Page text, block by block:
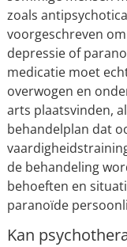
zoals
voorgeschreven
depressie of
medicatie moet
overwogen en
arts plaatsvinden,
behandelplan dat
de behandeling
behoeften en
paranoïde
Kan